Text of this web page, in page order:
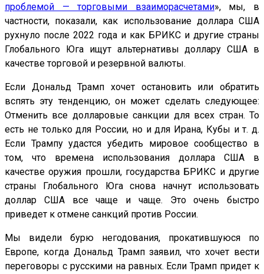
проблемой — торговыми взаиморасчетами», мы, в
частности, показали, как использование доллара США
рухнуло после 2022 года и как БРИКС и другие страны
Глобального Юга ищут альтернативы доллару США в
качестве торговой и резервной валюты.
Если Дональд Трамп хочет остановить или обратить
вспять эту тенденцию, он может сделать следующее:
Отменить все долларовые санкции для всех стран. То
есть не только для России, но и для Ирана, Кубы и т. д.
Если Трампу удастся убедить мировое сообщество в
том, что времена использования доллара США в
качестве оружия прошли, государства БРИКС и другие
страны Глобального Юга снова начнут использовать
доллар США все чаще и чаще. Это очень быстро
приведет к отмене санкций против России.
Мы видели бурю негодования, прокатившуюся по
Европе, когда Дональд Трамп заявил, что хочет вести
переговоры с русскими на равных. Если Трамп придет к